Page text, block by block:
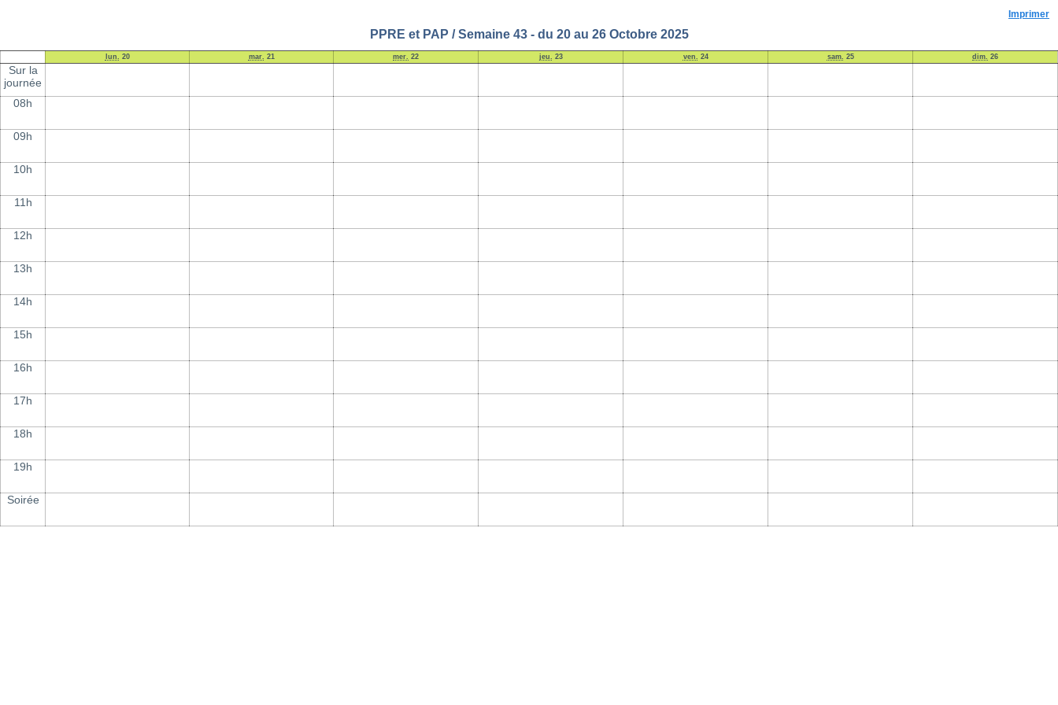
Imprimer
PPRE et PAP / Semaine 43 - du 20 au 26 Octobre 2025
lun. 20 mar. 21 mer. 22 jeu. 23 ven. 24 sam. 25 dim. 26
Sur la
journée
08h
09h
10h
11h
12h
13h
14h
15h
16h
17h
18h
19h
Soirée